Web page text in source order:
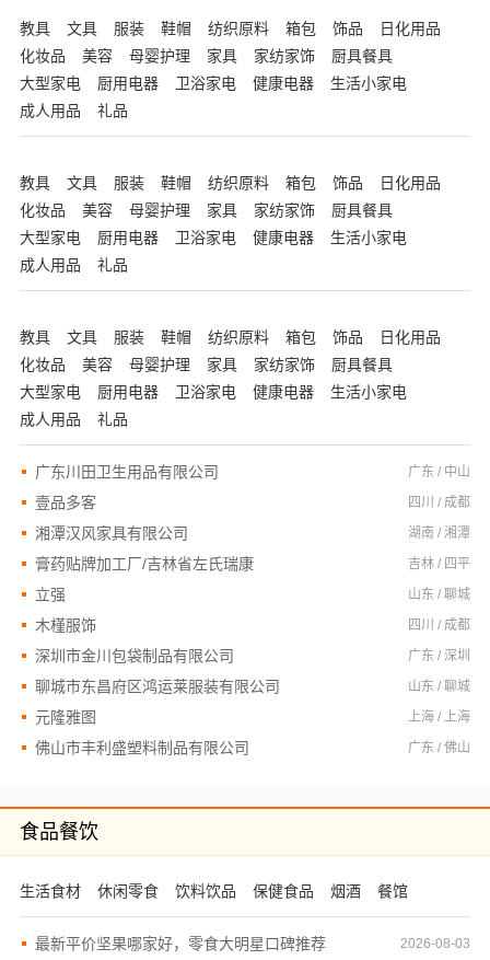
教具 文具 服装 鞋帽 纺织原料 箱包 饰品
日化用品
化妆品
美容 母婴护理 家具 家纺家饰
厨具餐具
大型家电
厨用电器 卫浴家电 健康电器
生活小家电
成人用品
礼品
教具 文具 服装 鞋帽 纺织原料 箱包 饰品
日化用品
化妆品
美容 母婴护理 家具 家纺家饰
厨具餐具
大型家电
厨用电器 卫浴家电 健康电器
生活小家电
成人用品
礼品
教具 文具 服装 鞋帽 纺织原料 箱包 饰品
日化用品
化妆品
美容 母婴护理 家具 家纺家饰
厨具餐具
大型家电
厨用电器 卫浴家电 健康电器
生活小家电
成人用品
礼品
广东川田卫生用品有限公司 广东 / 中山
壹品多客 四川 / 成都
湘潭汉风家具有限公司 湖南 / 湘潭
膏药贴牌加工厂/吉林省左氏瑞康 吉林 / 四平
立强 山东 / 聊城
木槿服饰 四川 / 成都
深圳市金川包袋制品有限公司 广东 / 深圳
聊城市东昌府区鸿运莱服装有限公司 山东 / 聊城
元隆雅图 上海 / 上海
佛山市丰利盛塑料制品有限公司 广东 / 佛山
食品餐饮
生活食材 休闲零食 饮料饮品 保健食品 烟酒 餐馆
最新平价坚果哪家好，零食大明星口碑推荐 2026-08-03